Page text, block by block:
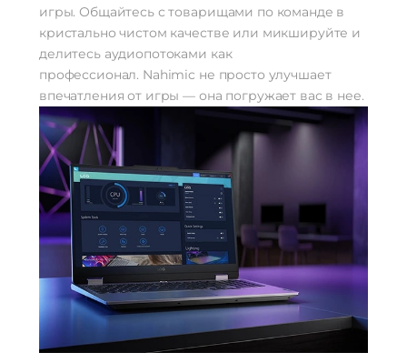
игры. Общайтесь с товарищами по команде в
кристально чистом качестве или микшируйте и
делитесь аудиопотоками как
профессионал. Nahimic не просто улучшает
впечатления от игры — она погружает вас в нее.